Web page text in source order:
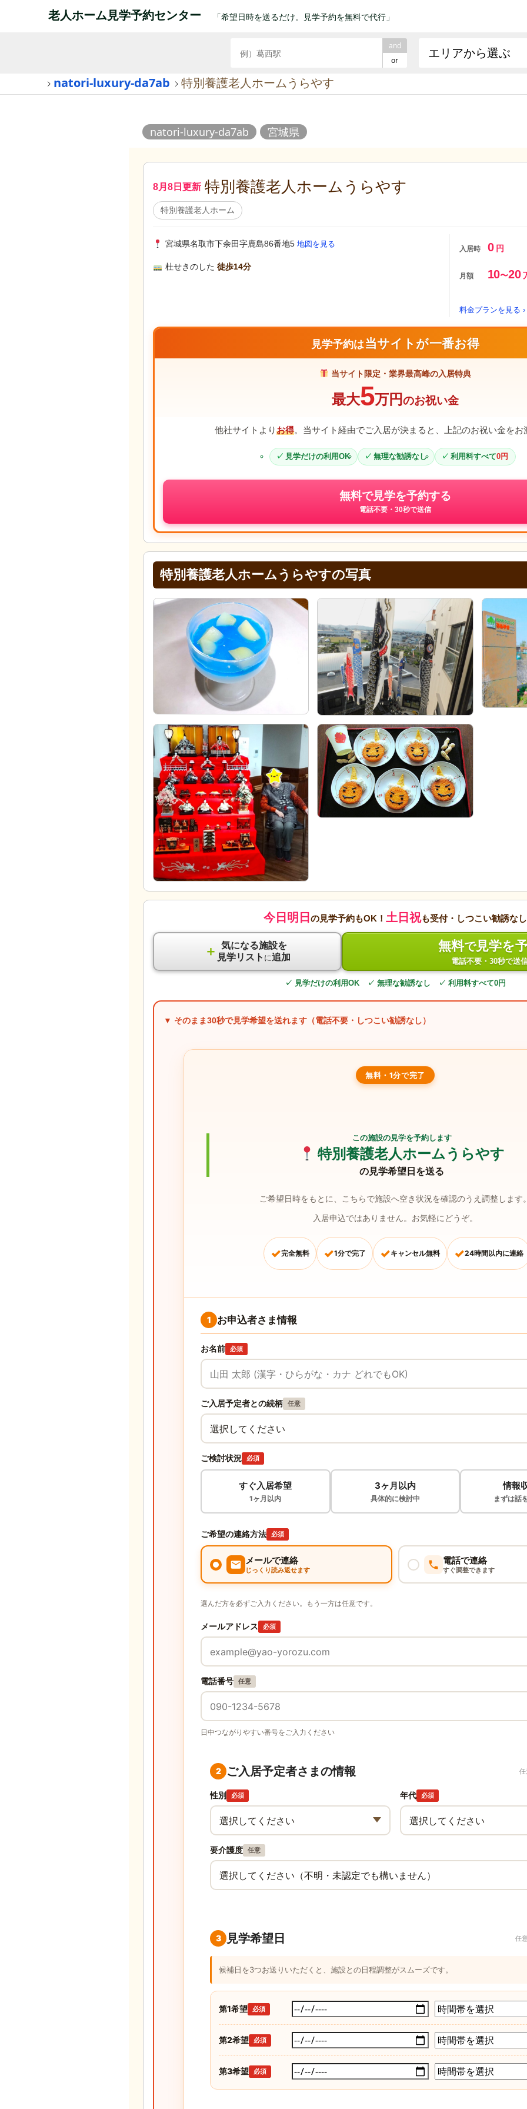
老人ホーム見学予約センター 「希望日時を送るだけ。見学予約を無料で代行」
and
or
エリアから選ぶ
natori-luxury-da7ab
特別養護老人ホームうらやす
natori-luxury-da7ab 宮城県
8月8日更新 特別養護老人ホームうらやす
特別養護老人ホーム
宮城県名取市下余田字鹿島86番地5地図を見る
杜せきのした徒歩14分
入居時 0円
月額 10〜20
料金プランを見る ›
見学予約は 当サイトが一番お得
当サイト限定・業界最高峰の入居特典
最大5万円のお祝い金
他社サイトよりお得。当サイト経由でご入居が決まると、上記のお祝い金をお
見学だけの利用OK 無理な勧誘なし 利用料すべて0円
無料で見学を予約する
電話不要・30秒で送信
特別養護老人ホームうらやすの写真
今日明日 の見学予約もOK！ 土日祝も受付・しつこい勧誘なし
＋
気になる施設を
見学リスト に追加
無料で見学を
電話不要・30秒で送
✓ 見学だけの利用OK ✓ 無理な勧誘なし ✓ 利用料すべて0円
▼ そのまま30秒で見学希望を送れます（電話不要・しつこい勧誘なし）
無料・1分で完了
この施設の見学を予約します
特別養護老人ホームうらやす
の見学希望日を送る
ご希望日時をもとに、こちらで施設へ空き状況を確認のうえ調整します
入居申込ではありません。お気軽にどうぞ。
✓完全無料 ✓1分で完了 ✓キャンセル無料 ✓24時間以内に連絡
1 お申込者さま情報
お名前 必須
ご入居予定者との続柄 任意
ご検討状況 必須
すぐ入居希望
1ヶ月以内
3ヶ月以内
具体的に検討中
情報
まずは話
ご希望の連絡方法 必須
メールで連絡
じっくり読み返せます
電話で連絡
すぐ調整できます
選んだ方を必ずご入力ください。もう一方は任意です。
メールアドレス 必須
電話番号 任意
日中つながりやすい番号をご入力ください
2 ご入居予定者さまの情報
性別 必須 年代 必須
要介護度 任意
3 見学希望日 任
候補日を3つお送りいただくと、施設との日程調整がスムーズです。
第1希望 必須
第2希望 必須
第3希望 必須